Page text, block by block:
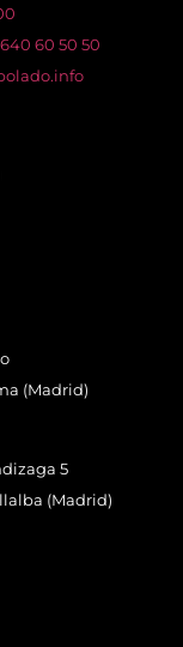
640 60 50 50
(Madrid)
5
(Madrid)